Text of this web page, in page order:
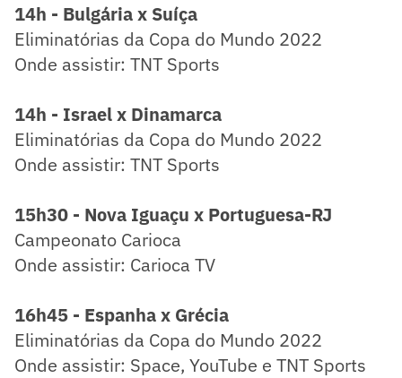
14h - Bulgária x Suíça
Eliminatórias da Copa do Mundo 2022
Onde assistir: TNT Sports
14h - Israel x Dinamarca
Eliminatórias da Copa do Mundo 2022
Onde assistir: TNT Sports
15h30 - Nova Iguaçu x Portuguesa-RJ
Campeonato Carioca
Onde assistir: Carioca TV
16h45 - Espanha x Grécia
Eliminatórias da Copa do Mundo 2022
Onde assistir: Space, YouTube e TNT Sports